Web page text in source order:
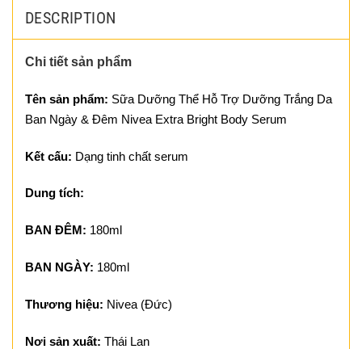
DESCRIPTION
Chi tiết sản phẩm
Tên sản phẩm: Sữa Dưỡng Thể Hỗ Trợ Dưỡng Trắng Da
Ban Ngày & Đêm Nivea Extra Bright Body Serum
Kết cấu: Dạng tinh chất serum
Dung tích:
BAN ĐÊM: 180ml
BAN NGÀY: 180ml
Thương hiệu: Nivea (Đức)
Nơi sản xuất: Thái Lan